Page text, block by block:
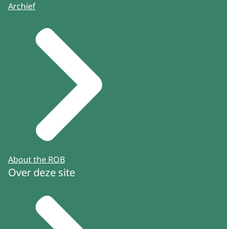
Archief
About the ROB
Over deze site